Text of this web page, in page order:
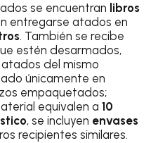
se encuentran libros
entregarse atados en
. También se recibe
estén desarmados,
del mismo
únicamente en
empaquetados;
equivalen a10
, se incluyen envases
recipientes similares.